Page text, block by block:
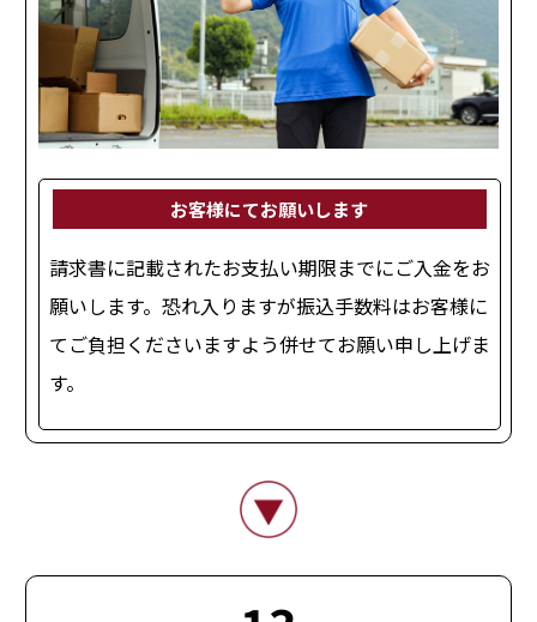
お客様にてお願いします
請求書に記載されたお支払い期限までにご入金をお
願いします。恐れ入りますが振込手数料はお客様に
てご負担くださいますよう併せてお願い申し上げま
す。